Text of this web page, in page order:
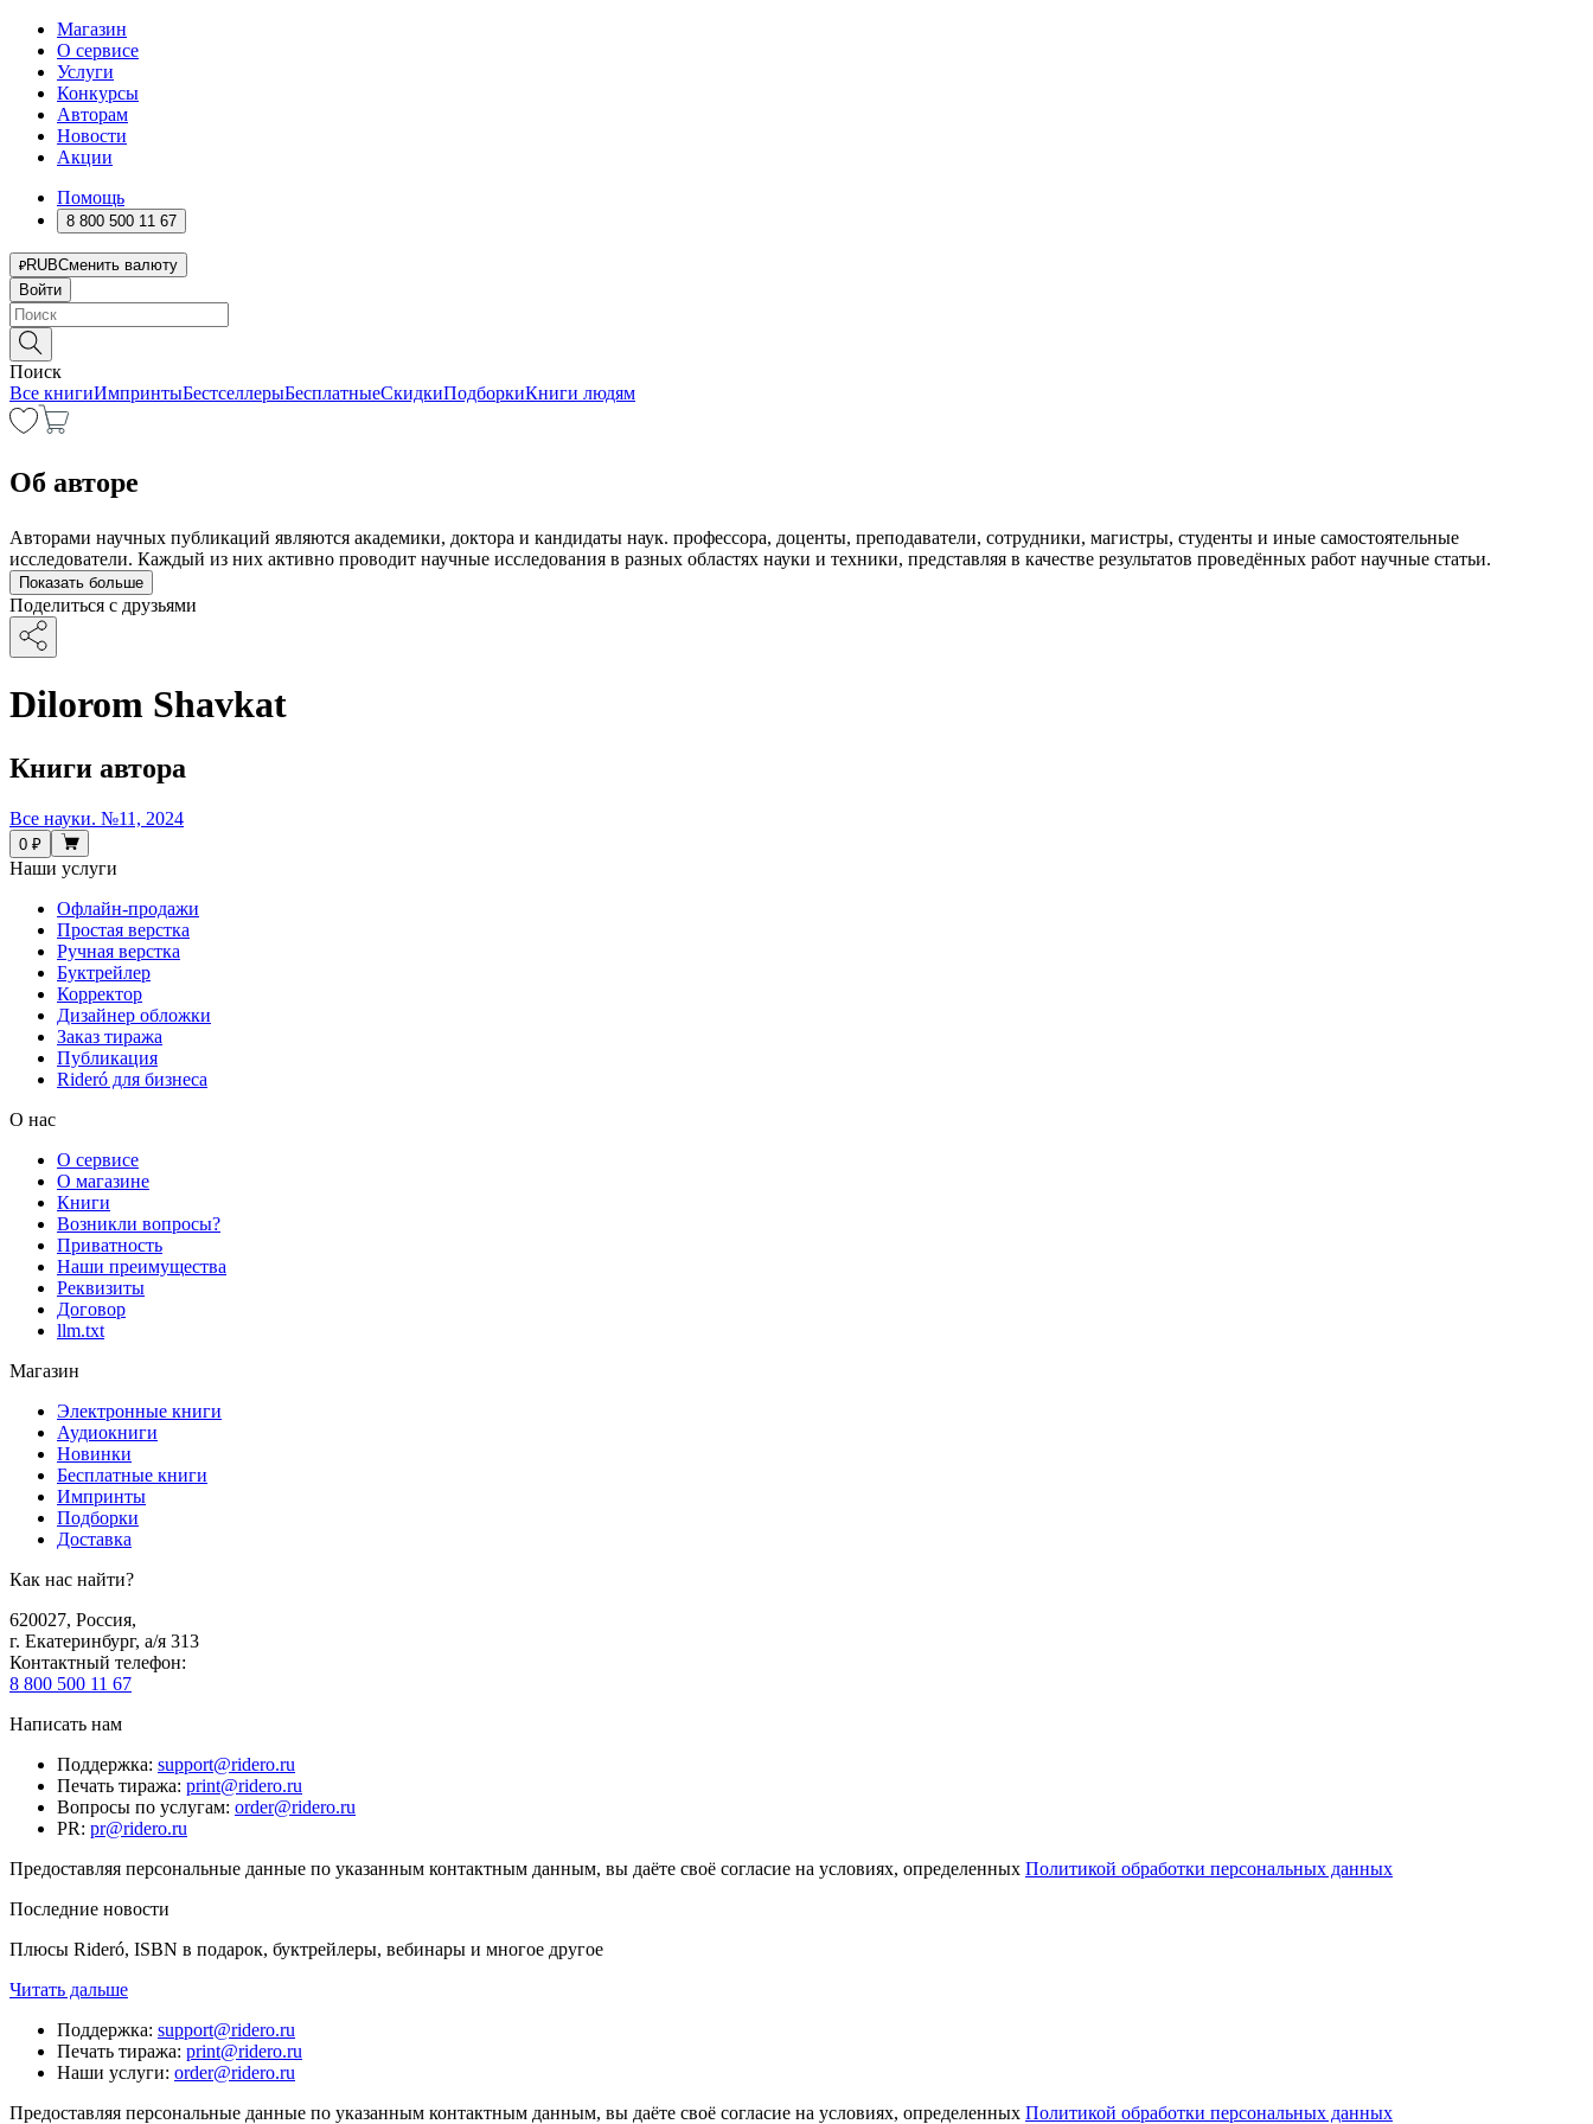
Магазин
О сервисе
Услуги
Конкурсы
Авторам
Новости
Акции
Помощь
8 800 500 11 67
RUBСменить валюту
Войти
Поиск
Все книгиИмпринтыБестселлерыБесплатныеСкидкиПодборкиКниги людям
Об авторе
Авторами научных публикаций являются академики, доктора и кандидаты наук. профессора, доценты, преподаватели, сотрудники, магистры, студенты и иные самостоятельные
исследователи. Каждый из них активно проводит научные исследования в разных областях науки и техники, представляя в качестве результатов проведённых работ научные статьи.
Показать больше
Поделиться с друзьями
Dilorom Shavkat
Книги автора
Все науки. №11, 2024
0 ₽
Наши услуги
Офлайн-продажи
Простая верстка
Ручная верстка
Буктрейлер
Корректор
Дизайнер обложки
Заказ тиража
Публикация
Rideró для бизнеса
О нас
О сервисе
О магазине
Книги
Возникли вопросы?
Приватность
Наши преимущества
Реквизиты
Договор
llm.txt
Магазин
Электронные книги
Аудиокниги
Новинки
Бесплатные книги
Импринты
Подборки
Доставка
Как нас найти?
620027, Россия,
г. Екатеринбург, а/я 313
Контактный телефон:
8 800 500 11 67
Написать нам
Поддержка: support@ridero.ru
Печать тиража: print@ridero.ru
Вопросы по услугам: order@ridero.ru
PR: pr@ridero.ru
Предоставляя персональные данные по указанным контактным данным, вы даёте своё согласие на условиях, определенных Политикой обработки персональных данных
Последние новости
Плюсы Rideró, ISBN в подарок, буктрейлеры, вебинары и многое другое
Читать дальше
Поддержка: support@ridero.ru
Печать тиража: print@ridero.ru
Наши услуги: order@ridero.ru
Предоставляя персональные данные по указанным контактным данным, вы даёте своё согласие на условиях, определенных Политикой обработки персональных данных